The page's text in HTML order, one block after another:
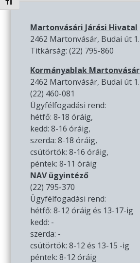
Betűméret váltása
Martonvásári Járási Hivatal
2462 Martonvásár, Budai út 1.
Titkárság: (22) 795-860
Kormányablak Martonvásár
2462 Martonvásár, Budai út 1.
(22) 460-081
Ügyfélfogadási rend:
hétfő: 8-18 óráig,
kedd: 8-16 óráig,
szerda: 8-18 óráig,
csütörtök: 8-16 óráig,
péntek: 8-11 óráig
NAV ügyintéző
(22) 795-370
Ügyfélfogadási rend:
hétfő: 8-12 óráig és 13-17-ig
kedd: -
szerda: -
csütörtök: 8-12 és 13-15 -ig
péntek: 8-12 óráig